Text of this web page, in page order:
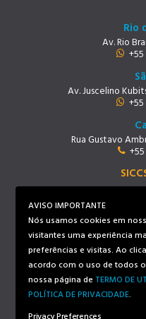
Rio
Av. Rio
+55
Av. Juscelino
+55
Rua Gustavo
Rio
Av. Rio
+55
AVISO IMPORTANTE
Nós usamos cookies em
visitantes uma experiência
preferências e visitas. Ao
acordo com o uso de todos
nossa página de TERMO DE
POLÍTICA DE PRIVACIDADE.